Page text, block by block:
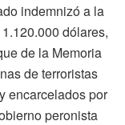
indemnizó a la
dólares,
de la Memoria
de terroristas
encarcelados por
peronista